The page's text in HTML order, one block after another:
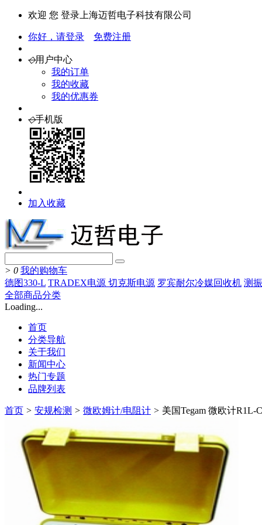
欢迎 您 登录上海迈哲电子科技有限公司
你好，请登录 免费注册
◇用户中心
我的订单
我的收藏
我的优惠券
◇手机版
加入收藏
> 0 我的购物车
德图330-L TRADEX电源 切克斯电源 罗宾耐尔冷媒回收机 测
全部商品分类
Loading...
首页
分类导航
关于我们
新闻中心
热门专题
品牌列表
首页 > 安规检测 > 微欧姆计/电阻计 > 美国Tegam 微欧计R1L-